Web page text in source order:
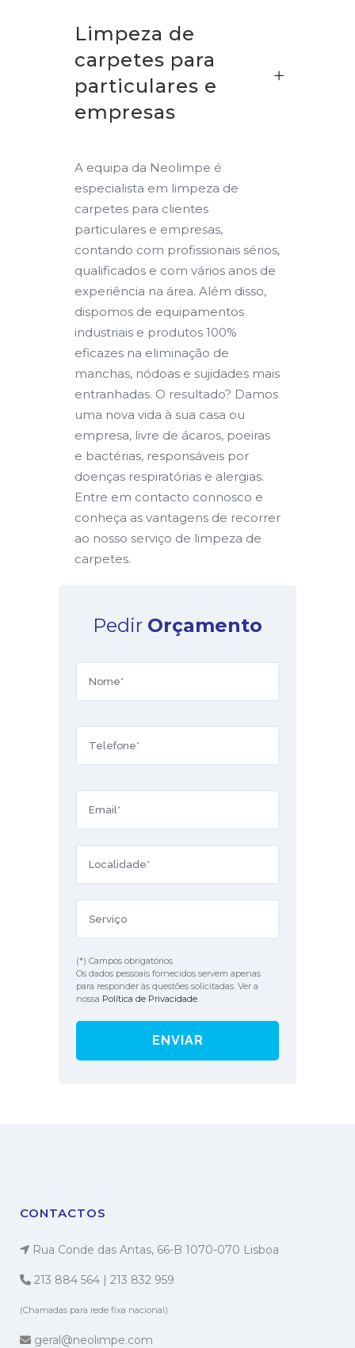
Limpeza de
carpetes para
particulares e
empresas
A equipa da Neolimpe é
especialista em limpeza de
carpetes para clientes
particulares e empresas,
contando com profissionais sérios,
qualificados e com vários anos de
experiência na área. Além disso,
dispomos de equipamentos
industriais e produtos 100%
eficazes na eliminação de
manchas, nódoas e sujidades mais
entranhadas. O resultado? Damos
uma nova vida à sua casa ou
empresa, livre de ácaros, poeiras
e bactérias, responsáveis por
doenças respiratórias e alergias.
Entre em contacto connosco e
conheça as vantagens de recorrer
ao nosso serviço de limpeza de
carpetes.
Pedir Orçamento
(*) Campos obrigatórios
Os dados pessoais fornecidos servem apenas
para responder às questões solicitadas. Ver a
nossa Política de Privacidade.
CONTACTOS
Rua Conde das Antas, 66-B 1070-070 Lisboa
213 884 564 | 213 832 959
(Chamadas para rede fixa nacional)
geral@neolimpe.com